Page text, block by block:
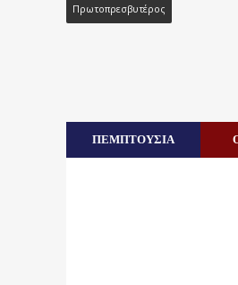
Πρωτοπρεσβυτέρος
ΠΕΜΠΤΟΥΣΙΑ